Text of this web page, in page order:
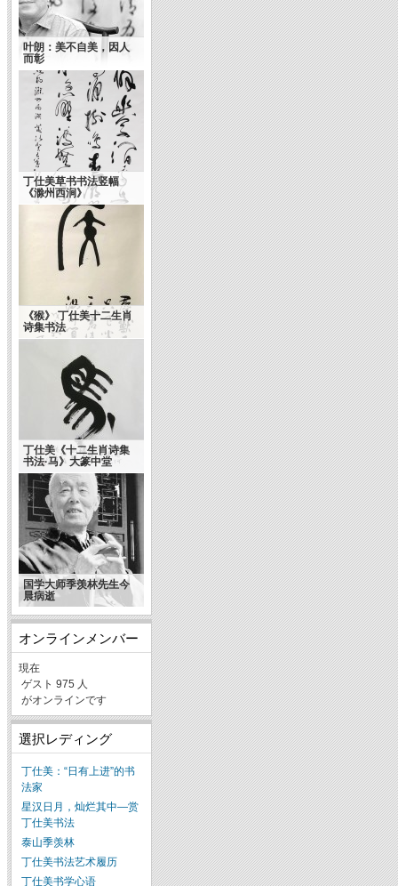
叶朗：美不自美，因人
而彰
丁仕美草书书法竖幅
《滁州西涧》
《猴》 丁仕美十二生肖
诗集书法
丁仕美《十二生肖诗集
书法·马》大篆中堂
国学大师季羡林先生今
晨病逝
オンラインメンバー
現在
ゲスト 975 人
がオンラインです
選択レディング
丁仕美：“日有上进”的书
法家
星汉日月，灿烂其中—赏
丁仕美书法
泰山季羡林
丁仕美书法艺术履历
丁仕美书学心语